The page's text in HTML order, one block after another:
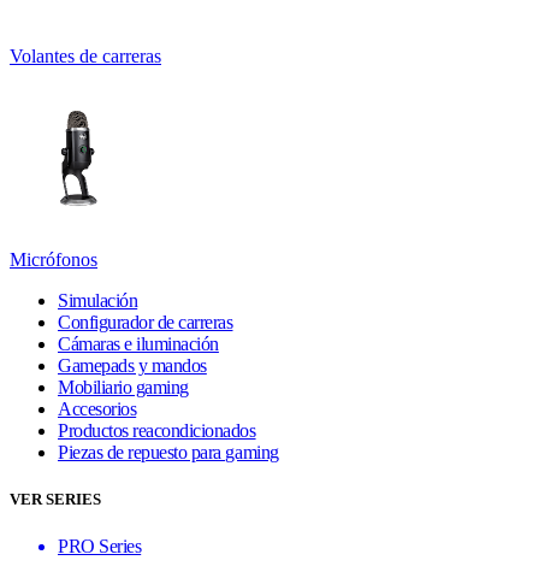
Volantes de carreras
Micrófonos
Simulación
Configurador de carreras
Cámaras e iluminación
Gamepads y mandos
Mobiliario gaming
Accesorios
Productos reacondicionados
Piezas de repuesto para gaming
VER SERIES
PRO Series